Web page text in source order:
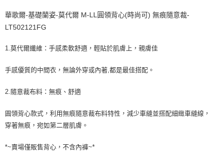
華歌爾-基礎蘭姿-莫代爾 M-LL圓領背心(時尚可) 無痕隨意裁-
LT502121FG
1.莫代爾纖維：手感柔軟舒適，輕貼於肌膚上，親膚佳
手感優質的中間衣，無論外穿或內著,都是最佳搭配。
2.隨意裁布料：無痕、舒適
圓領背心款式，利用無痕隨意裁布料特性，減少車縫並搭配細緻車縫線，
穿著無痕，宛如第二層肌膚。
*~賣場僅販售背心，不含內褲~*